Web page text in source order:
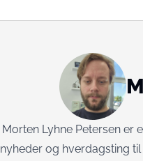
Morten Lyhne Petersen er
nyheder og hverdagsting